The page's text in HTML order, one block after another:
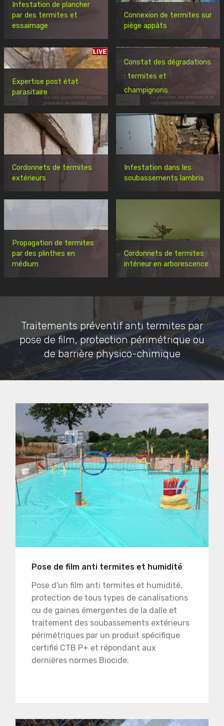
Infestation de plancher
par des termites et
essaimage
Connexion de termites sur
piège appâts
Expertise post état
parasitaire
Constat des dégradations
: termites et
champignons
Cordonnets de termites
extérieurs
Infestation dans les
soubassements lambris
Propagation de termites
par des plinthes en
médium
Cordonnets de termites
intérieur en arborescence
Traitements préventif anti termites par
pose de film, protection périmétrique ou
de barrière physico-chimique
Pose de film anti termites et humidité
Pose d'un film anti termites et humidité,
protection de tous types de canalisations
ou de gaines émergentes de la dalle et
traitement des soubassements extérieurs
périmétriques par un produit spécifique
certifié CTB P+ et répondant aux
dernières normes Biocide.